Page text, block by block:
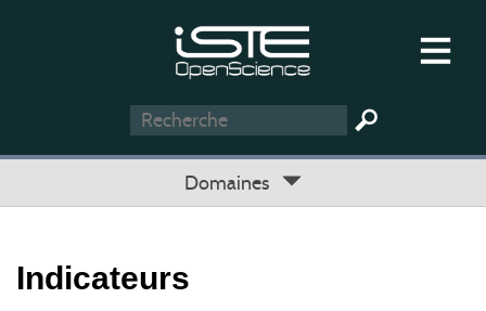
Domaines
Indicateurs